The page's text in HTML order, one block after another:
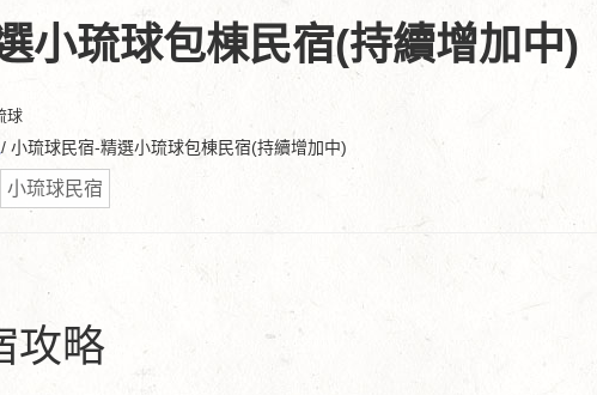
小琉球包棟民宿(持續增加中)
球
/ 小琉球民宿-精選小琉球包棟民宿(持續增加中)
小琉球民宿
攻略